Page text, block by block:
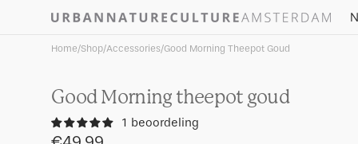
Skip to
Home/Shop/Accessories/Good Morning Theepot Goud
Good Morning theepot goud
1 beoordeling